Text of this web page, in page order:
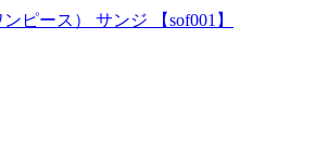
ピース） サンジ 【sof001】